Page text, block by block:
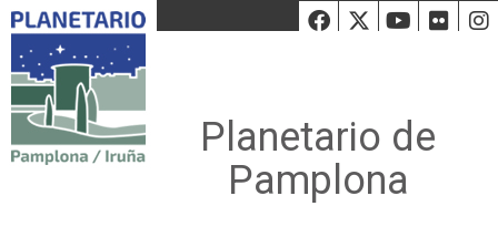
Facebook
Twiiter
Planetario de
Pamplona